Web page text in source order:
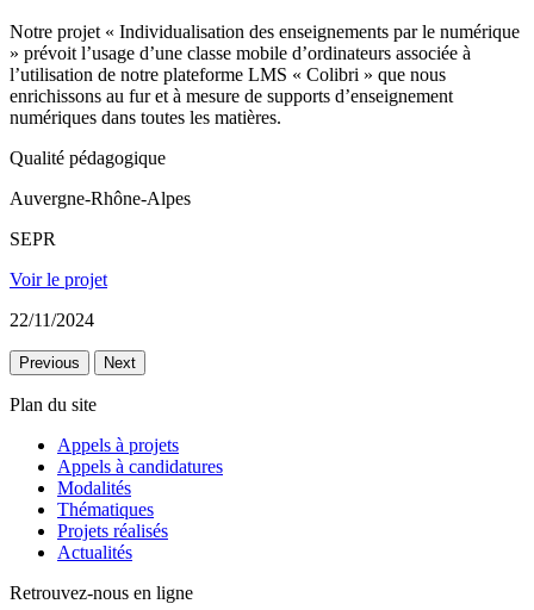
Notre projet « Individualisation des enseignements par le numérique
» prévoit l’usage d’une classe mobile d’ordinateurs associée à
l’utilisation de notre plateforme LMS « Colibri » que nous
enrichissons au fur et à mesure de supports d’enseignement
numériques dans toutes les matières.
Qualité pédagogique
Auvergne-Rhône-Alpes
SEPR
Voir le projet
22/11/2024
Previous Next
Plan du site
Appels à projets
Appels à candidatures
Modalités
Thématiques
Projets réalisés
Actualités
Retrouvez-nous en ligne